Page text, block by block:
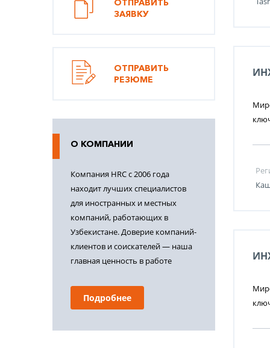
ЗАЯВКУ
ОТПРАВИТЬ
РЕЗЮМЕ
О КОМПАНИИ
Компания HRC с 2006 года
находит лучших специалистов
для иностранных и местных
компаний, работающих в
Узбекистане. Доверие компаний-
клиентов и соискателей — наша
главная ценность в работе
Подробнее